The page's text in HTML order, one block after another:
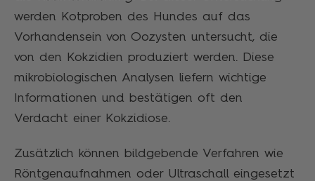
werden Kotproben des Hundes auf das
Vorhandensein von Oozysten untersucht, die
von den Kokzidien produziert werden. Diese
mikrobiologischen Analysen liefern wichtige
Informationen und bestätigen oft den
Verdacht einer Kokzidiose.
Zusätzlich können bildgebende Verfahren wie
Röntgenaufnahmen oder Ultraschall eingesetzt